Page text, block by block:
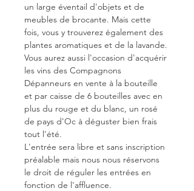
un large éventail d'objets et de
meubles de brocante. Mais cette
fois, vous y trouverez également des
plantes aromatiques et de la lavande.
Vous aurez aussi l'occasion d'acquérir
les vins des Compagnons
Dépanneurs en vente à la bouteille
et par caisse de 6 bouteilles avec en
plus du rouge et du blanc, un rosé
de pays d'Oc à déguster bien frais
tout l'été.
L'entrée sera libre et sans inscription
préalable mais nous nous réservons
le droit de réguler les entrées en
fonction de l'affluence.